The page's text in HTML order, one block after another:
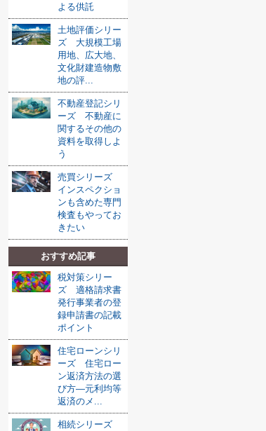
よる供託
土地評価シリー
ズ 大規模工場
用地、広大地、
文化財建造物敷
地の評...
不動産登記シリ
ーズ 不動産に
関するその他の
資料を取得しよ
う
売買シリーズ
インスペクショ
ンも含めた専門
検査もやってお
きたい
おすすめ記事
税対策シリー
ズ 適格請求書
発行事業者の登
録申請書の記載
ポイント
住宅ローンシリ
ーズ 住宅ロー
ン返済方法の選
び方—元利均等
返済のメ...
相続シリーズ